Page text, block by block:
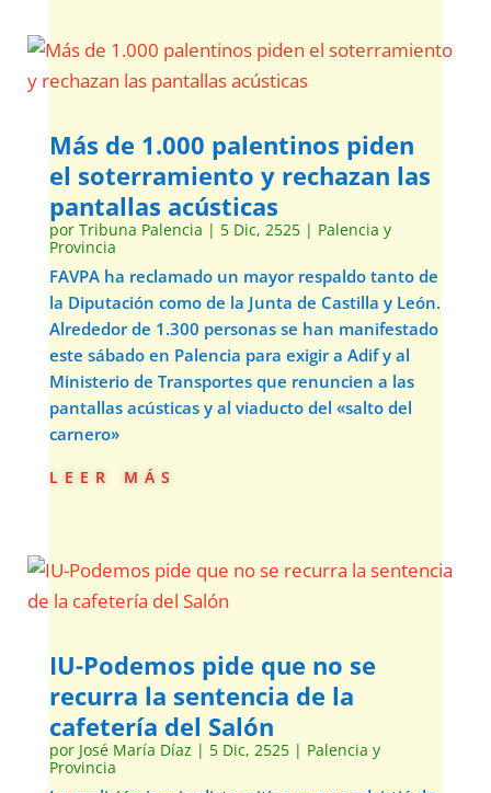
Más de 1.000 palentinos piden
el soterramiento y rechazan las
pantallas acústicas
por Tribuna Palencia | 5 Dic, 2525| Palencia y
Provincia
FAVPA ha reclamado un mayor respaldo tanto de
la Diputación como de la Junta de Castilla y León.
Alrededor de 1.300 personas se han manifestado
este sábado en Palencia para exigir a Adif y al
Ministerio de Transportes que renuncien a las
pantallas acústicas y al viaducto del «salto del
carnero»
leer más
IU-Podemos pide que no se
recurra la sentencia de la
cafetería del Salón
por José María Díaz | 5 Dic, 2525| Palencia y
Provincia